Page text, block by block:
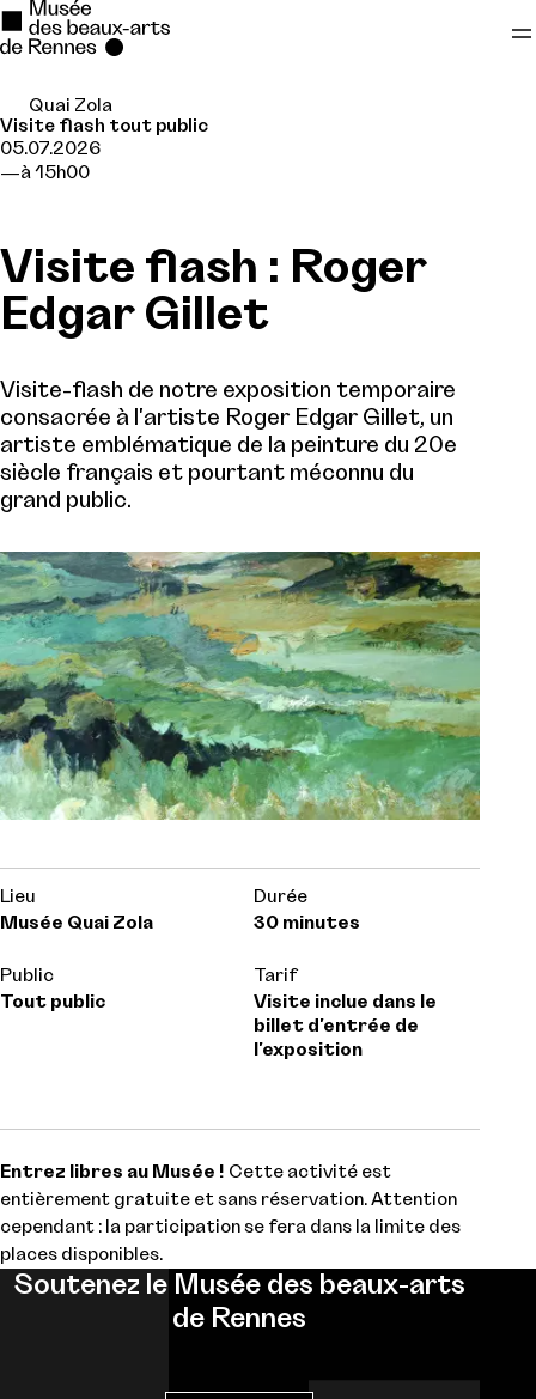
Se rendre au
Contenu principal
Quai Zola
Visite flash tout public
05.07.2026
à 15h00
Visite flash : Roger
Edgar Gillet
Visite-flash de notre exposition temporaire
consacrée à l'artiste Roger Edgar Gillet, un
artiste emblématique de la peinture du 20e
siècle français et pourtant méconnu du
grand public.
Lieu
Musée Quai Zola
Durée
30 minutes
Public
Tout public
Tarif
Visite inclue dans le
billet d'entrée de
l'exposition
Entrez libres au Musée ! Cette activité est
entièrement gratuite et sans réservation. Attention
cependant : la participation se fera dans la limite des
places disponibles.
Soutenez le Musée des beaux-arts
de Rennes